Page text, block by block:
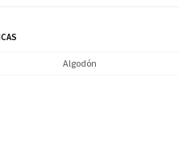
Algodón